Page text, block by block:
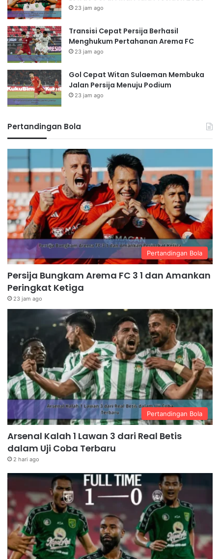
23 jam ago
Transisi Cepat Persija Berhasil
Menghukum Pertahanan Arema FC
23 jam ago
Gol Cepat Witan Sulaeman Membuka
Jalan Persija Menuju Podium
23 jam ago
Pertandingan Bola
Pertandingan Bola
Persija Bungkam Arema FC 3 1 dan Amankan
Peringkat Ketiga
23 jam ago
Pertandingan Bola
Arsenal Kalah 1 Lawan 3 dari Real Betis
dalam Uji Coba Terbaru
2 hari ago